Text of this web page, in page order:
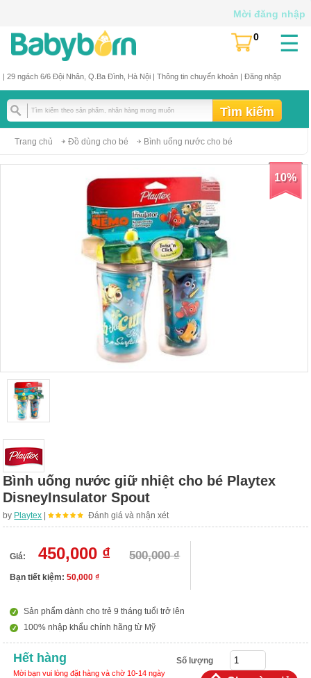
| 29 ngách 6/6 Đội Nhân, Q.Ba Đình, Hà Nội | Thông tin chuyển khoản| Đăng nhập
☰
(
0
Mời đăng nhập
Trang chủ Đồ dùng cho bé Bình uống nước cho bé
10%
Bình uống nước giữ nhiệt cho bé Playtex
DisneyInsulator Spout
by Playtex | Đánh giá và nhận xét
Giá: 450,000 ₫ 500,000 ₫
Bạn tiết kiệm:50,000 ₫
Sản phẩm dành cho trẻ 9 tháng tuổi trở lên
100% nhập khẩu chính hãng từ Mỹ
Hết hàng
Mời bạn vui lòng đặt hàng và chờ 10-14 ngày
Số lượng